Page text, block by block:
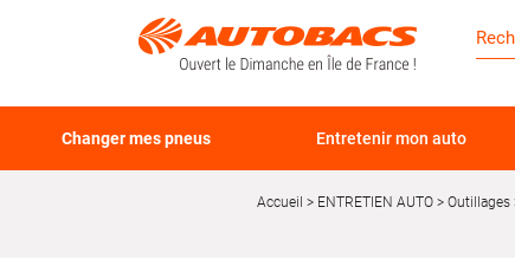
Changer mes pneus Entretenir mon auto
Accueil ENTRETIEN AUTO Outillages